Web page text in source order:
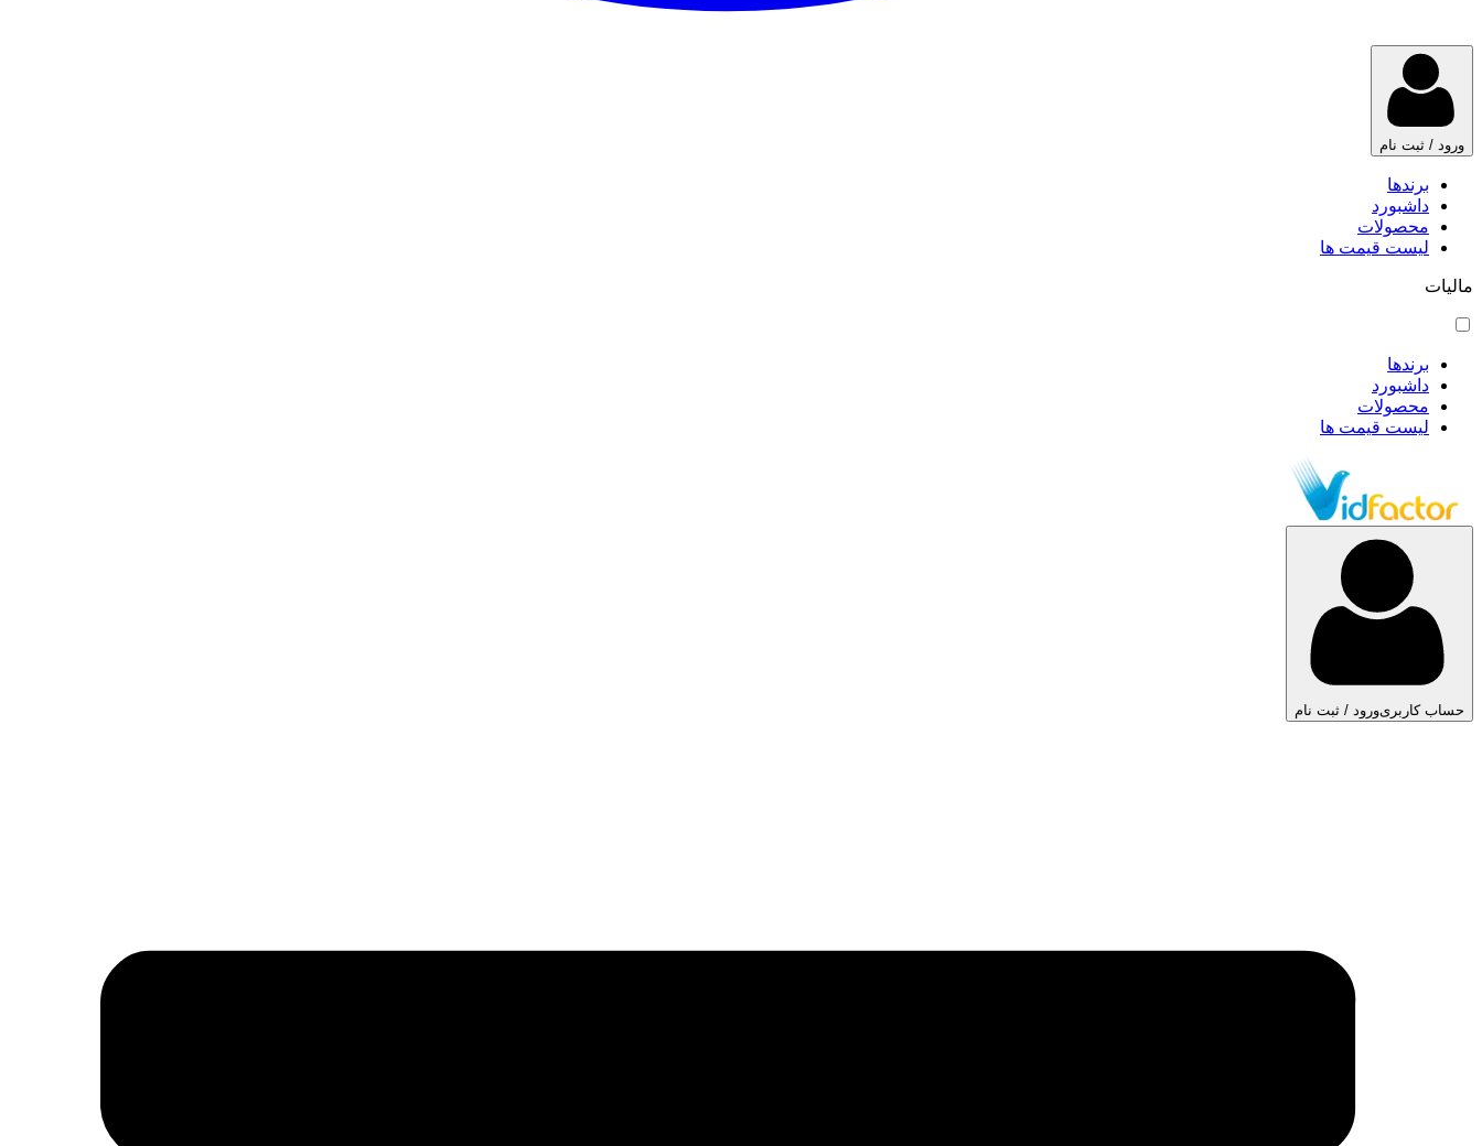
ورود / ثبت نام
برندها
داشبورد
محصولات
لیست قیمت ها
مالیات
برندها
داشبورد
محصولات
لیست قیمت ها
حساب کاربریورود / ثبت نام